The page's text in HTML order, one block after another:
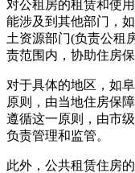
对公租房的租赁和使
能涉及到其他部门，
土资源部门(负责公租
责范围内，协助住房
对于具体的地区，如
原则，由当地住房保
遵循这一原则，由市
负责管理和监管。
此外，公共租赁住房